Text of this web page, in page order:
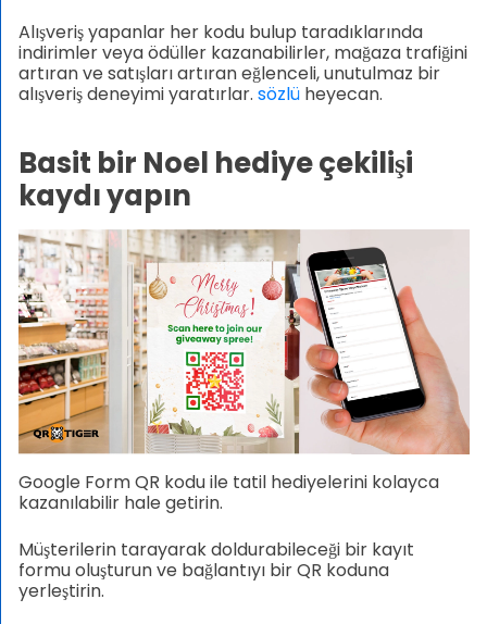
Alışveriş yapanlar her kodu bulup taradıklarında
indirimler veya ödüller kazanabilirler, mağaza trafiğini
artıran ve satışları artıran eğlenceli, unutulmaz bir
alışveriş deneyimi yaratırlar. sözlüheyecan.
Basit bir Noel hediye çekilişi
kaydı yapın
Google Form QR kodu ile tatil hediyelerini kolayca
kazanılabilir hale getirin.
Müşterilerin tarayarak doldurabileceği bir kayıt
formu oluşturun ve bağlantıyı bir QR koduna
yerleştirin.